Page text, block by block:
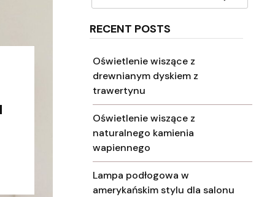
RECENT POSTS
Oświetlenie wiszące z
drewnianym dyskiem z
trawertynu
Oświetlenie wiszące z
naturalnego kamienia
wapiennego
Lampa podłogowa w
amerykańskim stylu dla salonu